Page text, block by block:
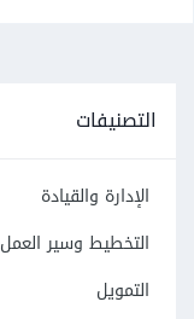
التصنيفات
الإدارة والقيادة
التخطيط وسير العمل
التمويل